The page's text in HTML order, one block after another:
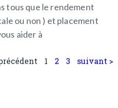
tous que le rendement
ou non ) et placement
aider à
1 2 3 suivant >